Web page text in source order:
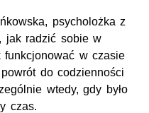
psycholożka z
jak radzić sobie w
w czasie
do codzienności
wtedy, gdy było
czas.